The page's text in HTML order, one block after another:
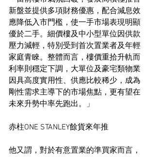
新盤並提供多項財務優惠，配合減息效
應降低入市門檻，使一手市場表現明顯
優於二手。細價樓及中小型單位因供款
壓力減輕，特別受到首次置業者及年輕
家庭青睞。整體而言，樓價重拾升軌而
利率則穩定下調，大單位及豪宅類物業
因具高度實用性、供應比較稀少，成為
剛性需求主導下的市場焦點，更有望在
未來升勢中率先跑出。」
赤柱ONE STANLEY餘貨來年推
他又謂，對於有意置業的準買家而言，